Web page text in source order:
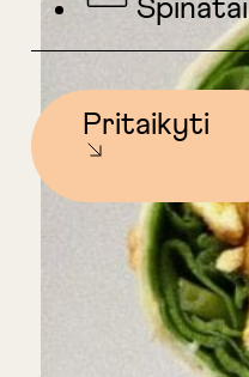
Špinatai
Pritaikyti